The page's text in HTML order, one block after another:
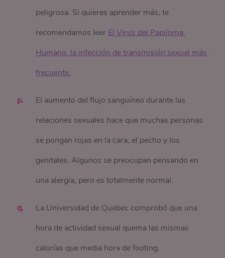
peligrosa. Si quieres aprender más, te
recomendamos leer El Virus del Papiloma
Humano, la infección de transmisión sexual más
frecuente.
El aumento del flujo sanguíneo durante las
relaciones sexuales hace que muchas personas
se pongan rojas en la cara, el pecho y los
genitales. Algunos se preocupan pensando en
una alergia, pero es totalmente normal.
La Universidad de Quebec comprobó que una
hora de actividad sexual quema las mismas
calorías que media hora de footing.